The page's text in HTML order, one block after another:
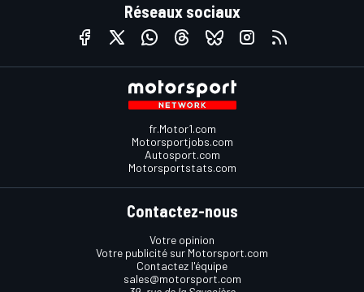
Réseaux sociaux
fr.Motor1.com
Motorsportjobs.com
Autosport.com
Motorsportstats.com
Contactez-nous
Votre opinion
Votre publicité sur Motorsport.com
Contactez l'équipe
sales@motorsport.com